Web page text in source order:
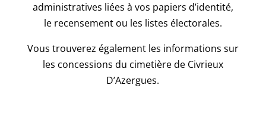
administratives liées à vos papiers d’identité,
le recensement ou les listes électorales.
Vous trouverez également les informations sur
les concessions du cimetière de Civrieux
D’Azergues.